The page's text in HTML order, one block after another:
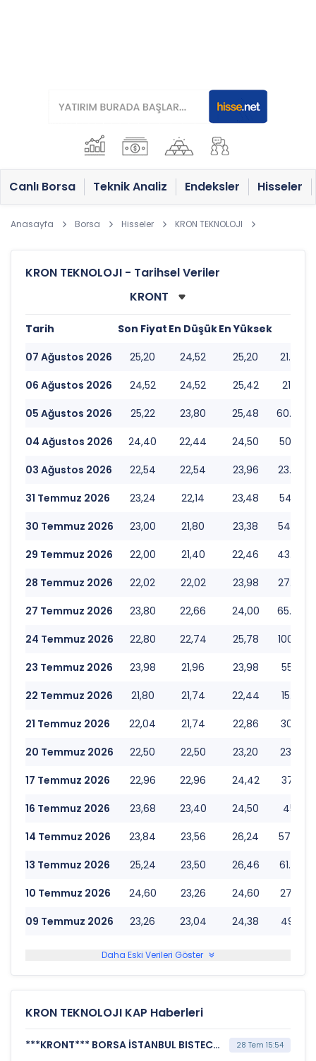
Canlı Borsa Teknik Analiz Endeksler Hisseler
Anasayfa Borsa Hisseler KRON TEKNOLOJI
KRON TEKNOLOJI - Tarihsel Veriler
Tarih Son Fiyat En DüşükEn Yüksek
07 Ağustos 2026
25,20 24,52 25,20
06 Ağustos 2026
24,52 24,52 25,42
05 Ağustos 2026
25,22 23,80 25,48
04 Ağustos 2026
24,40 22,44 24,50
03 Ağustos 2026
22,54 22,54 23,96
31 Temmuz 2026
23,24 22,14 23,48
30 Temmuz 2026
23,00 21,80 23,38
29 Temmuz 2026
22,00 21,40 22,46
28 Temmuz 2026
22,02 22,02 23,98
27 Temmuz 2026
23,80 22,66 24,00
24 Temmuz 2026
22,80 22,74 25,78
23 Temmuz 2026
23,98 21,96 23,98
22 Temmuz 2026
21,80 21,74 22,44
21 Temmuz 2026
22,04 21,74 22,86
20 Temmuz 2026
22,50 22,50 23,20
17 Temmuz 2026
22,96 22,96 24,42
16 Temmuz 2026
23,68 23,40 24,50
14 Temmuz 2026
23,84 23,56 26,24
13 Temmuz 2026
25,24 23,50 26,46
10 Temmuz 2026
24,60 23,26 24,60
09 Temmuz 2026
23,26 23,04 24,38
Daha Eski Verileri Göster
KRON TEKNOLOJI KAP Haberleri
***KRONT*** BORSA İSTANBUL BISTECH DEVRE KESİCİ UYGULAMASI (Pay Bazında Devre Kesici Bildirimi) 28 Tem 15:54